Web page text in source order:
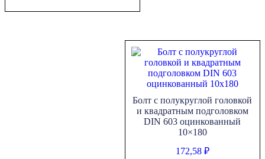
Болт с полукруглой головкой
и квадратным подголовком
DIN 603 оцинкованный
10×180
172,58 ₽